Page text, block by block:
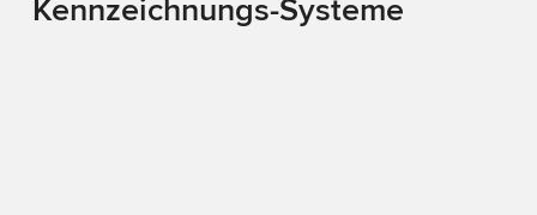
Kennzeichnungs-Systeme